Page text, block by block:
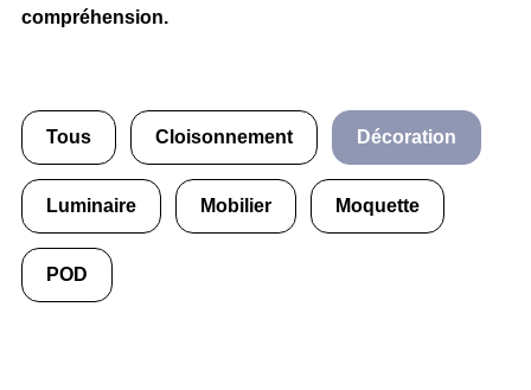
compréhension.
Tous Cloisonnement Décoration
Luminaire Mobilier Moquette
POD